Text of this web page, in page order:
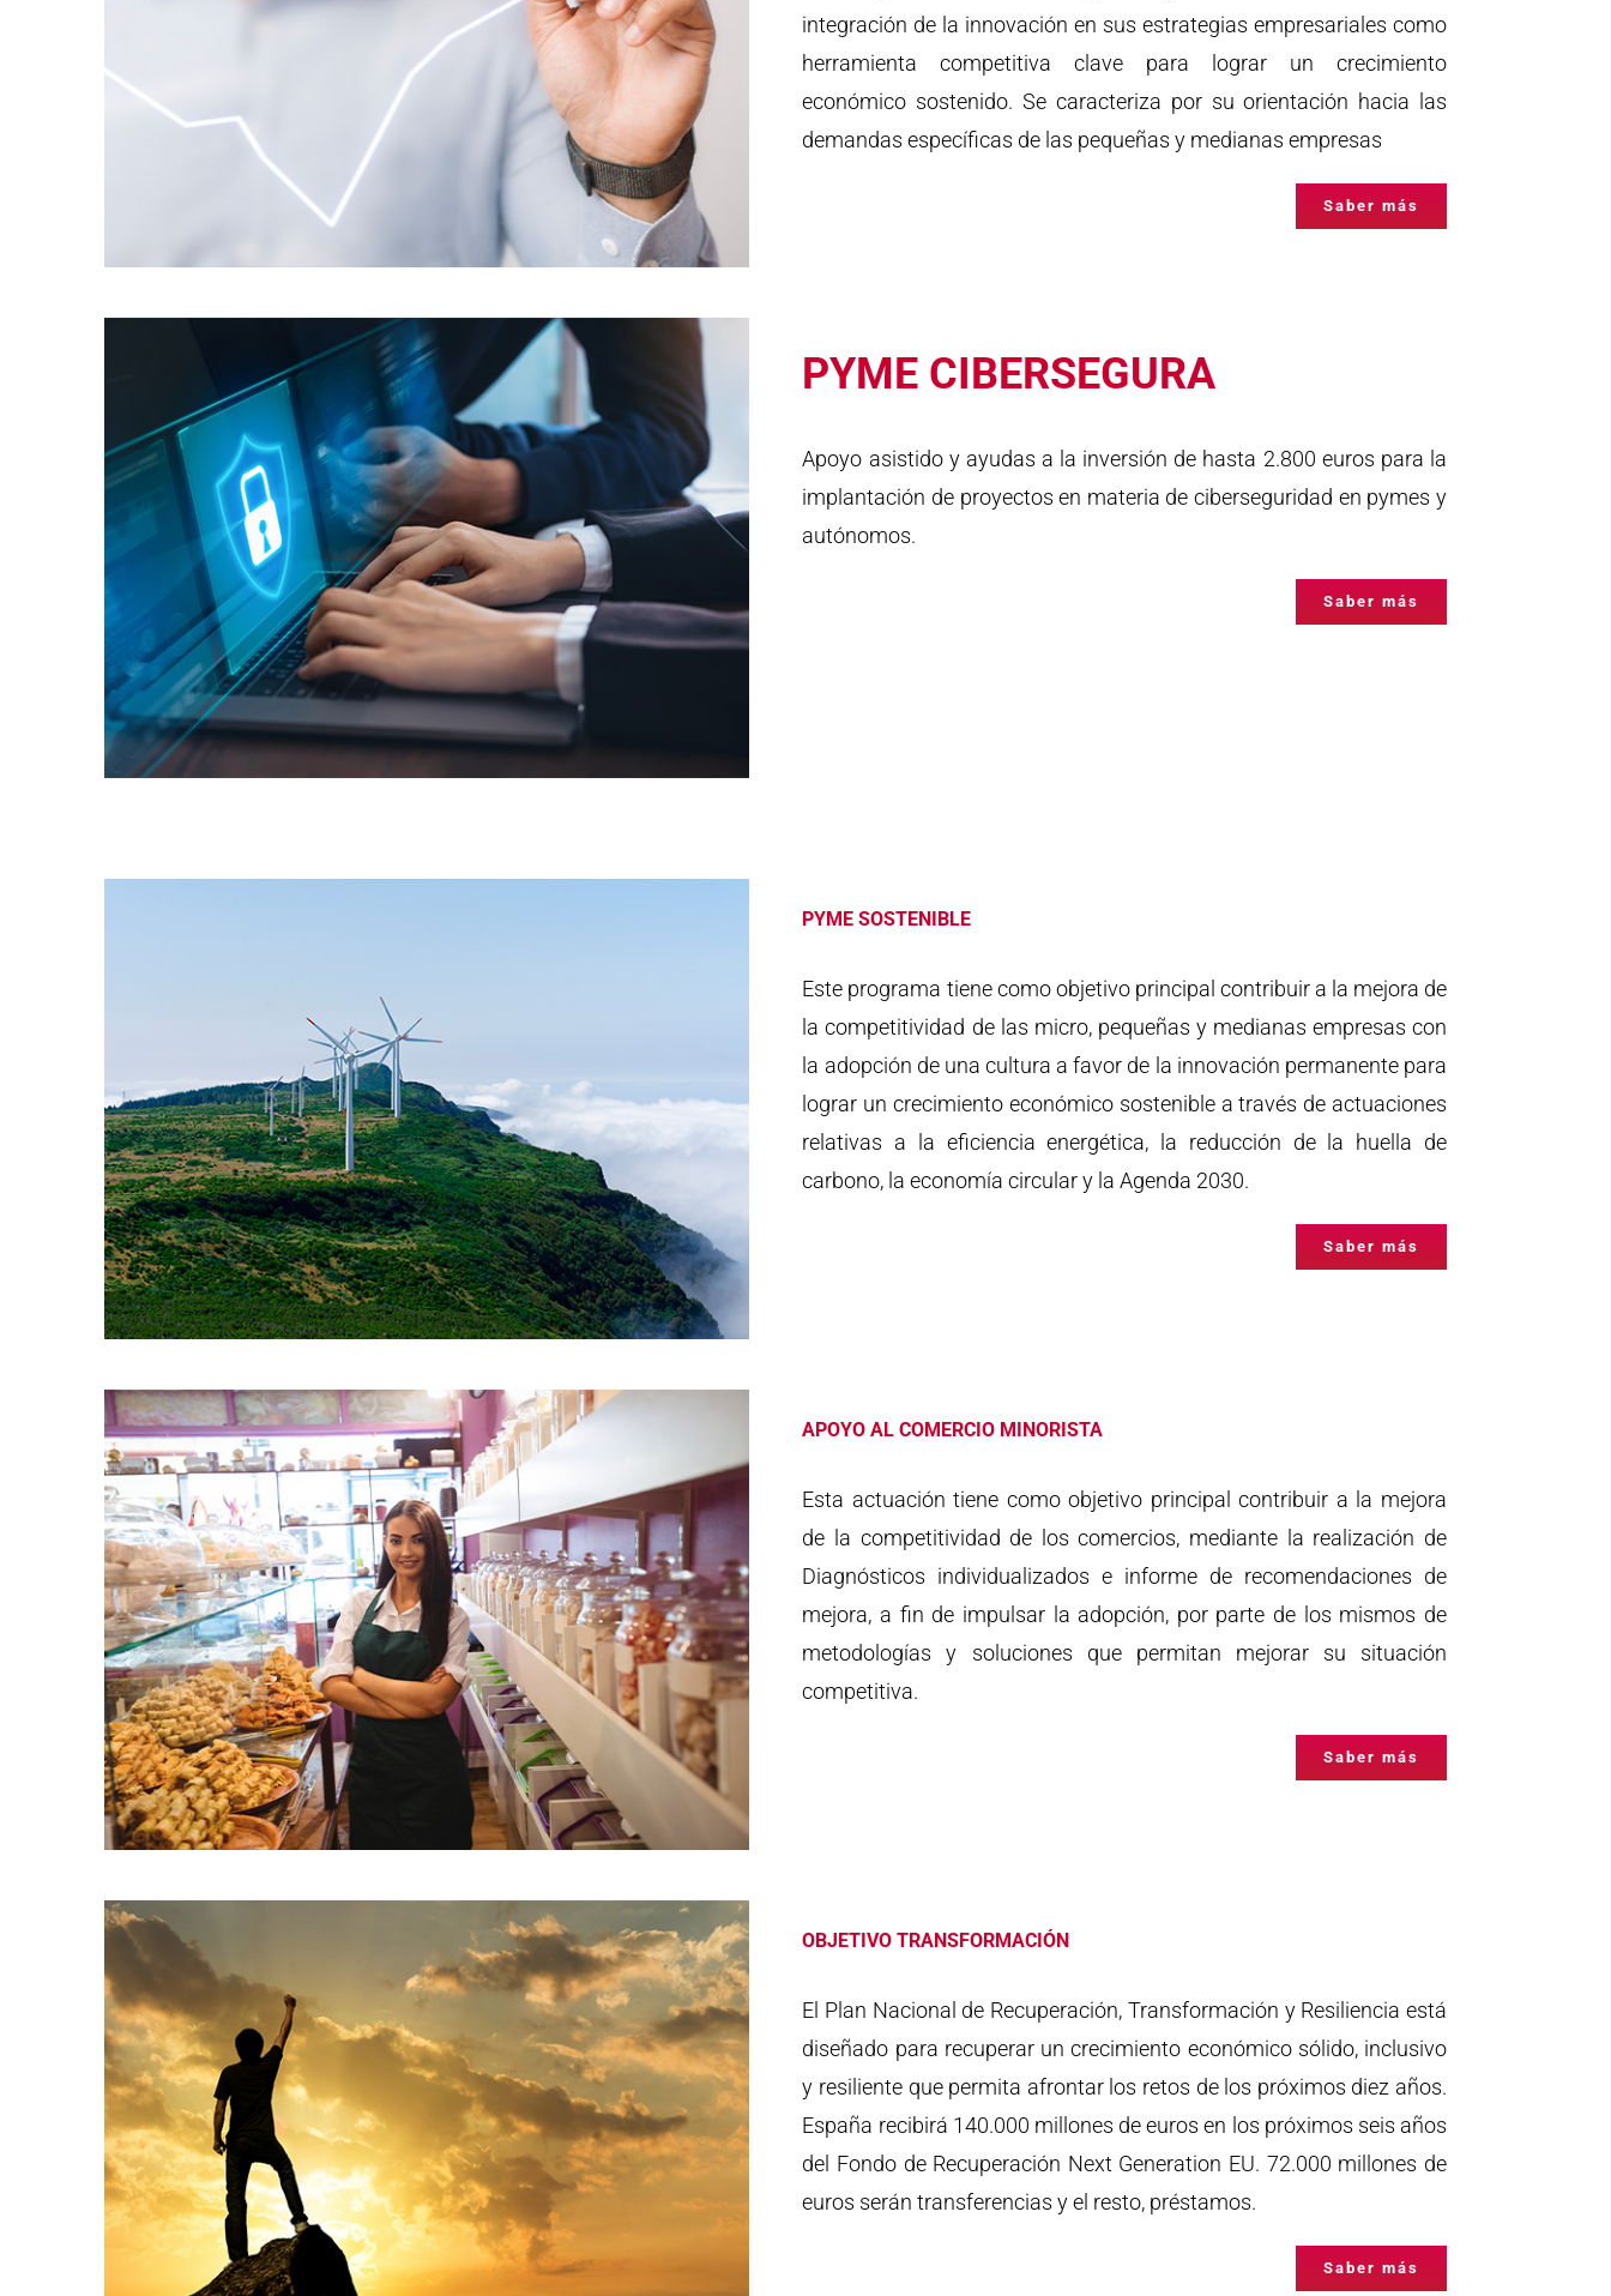
integración de la innovación en sus estrategias empresariales como
herramienta competitiva clave para lograr un crecimiento
económico sostenido. Se caracteriza por su orientación hacia las
demandas específicas de las pequeñas y medianas empresas
Saber más
PYME CIBERSEGURA
Apoyo asistido y ayudas a la inversión de hasta 2.800 euros para la
implantación de proyectos en materia de ciberseguridad en pymes y
autónomos.
Saber más
PYME SOSTENIBLE
Este programa tiene como objetivo principal contribuir a la mejora de
la competitividad de las micro, pequeñas y medianas empresas con
la adopción de una cultura a favor de la innovación permanente para
lograr un crecimiento económico sostenible a través de actuaciones
relativas a la eficiencia energética, la reducción de la huella de
carbono, la economía circular y la Agenda 2030.
Saber más
APOYO AL COMERCIO MINORISTA
Esta actuación tiene como objetivo principal contribuir a la mejora
de la competitividad de los comercios, mediante la realización de
Diagnósticos individualizados e informe de recomendaciones de
mejora, a fin de impulsar la adopción, por parte de los mismos de
metodologías y soluciones que permitan mejorar su situación
competitiva.
Saber más
OBJETIVO TRANSFORMACIÓN
El Plan Nacional de Recuperación, Transformación y Resiliencia está
diseñado para recuperar un crecimiento económico sólido, inclusivo
y resiliente que permita afrontar los retos de los próximos diez años.
España recibirá 140.000 millones de euros en los próximos seis años
del Fondo de Recuperación Next Generation EU. 72.000 millones de
euros serán transferencias y el resto, préstamos.
Saber más